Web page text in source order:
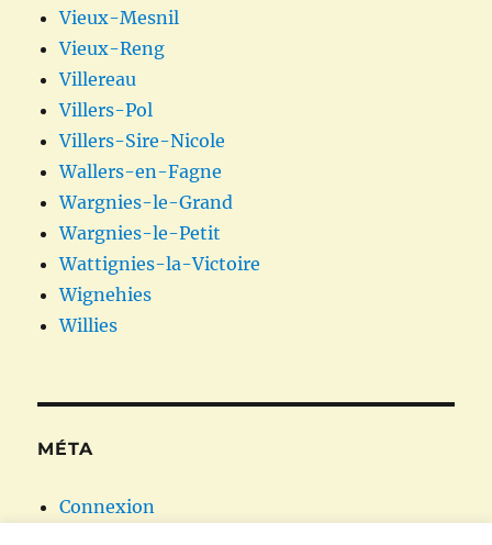
Vieux-Mesnil
Vieux-Reng
Villereau
Villers-Pol
Villers-Sire-Nicole
Wallers-en-Fagne
Wargnies-le-Grand
Wargnies-le-Petit
Wattignies-la-Victoire
Wignehies
Willies
MÉTA
Connexion